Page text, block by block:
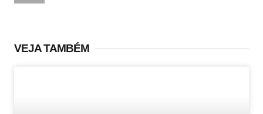
VEJA TAMBÉM